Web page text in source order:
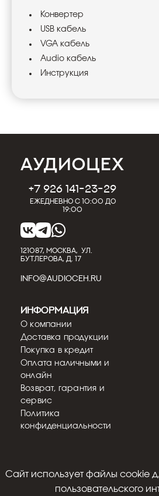
Конвертер
USB кабель
VGA кабель
Audio кабель
Инструкция
+7 926 141-23-29
Ежедневно с 10:00 до
19:00
121087, МОСКВА, УЛ.
БУТЛЕРОВА, Д. 17
INFO@AUDIOCEH.RU
Информация
О компании
Доставка продукции
Покупка в кредит
Оплата наличными и
онлайн
Возврат, гарантия и
сервис
Политика
конфиденциальности
© 2018 - 2026
Cайт использует файлы cookie
пользовательского